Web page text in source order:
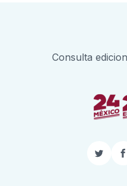
Consulta
Twitter